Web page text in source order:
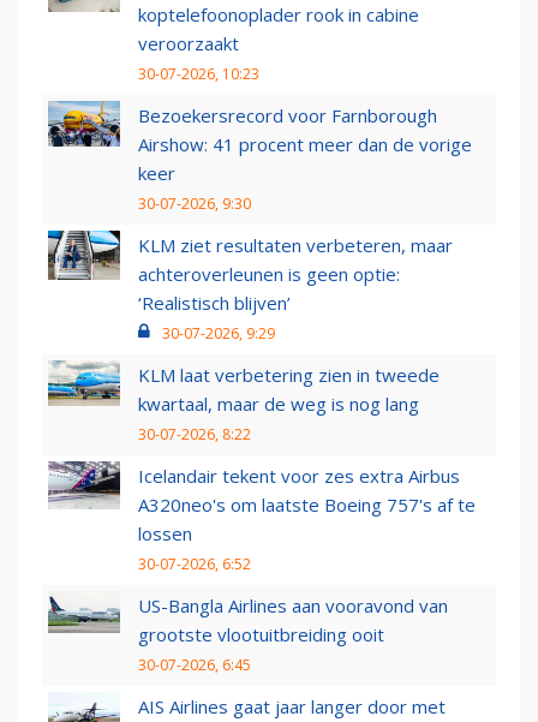
koptelefoonoplader rook in cabine
veroorzaakt
30-07-2026, 10:23
Bezoekersrecord voor Farnborough
Airshow: 41 procent meer dan de vorige
keer
30-07-2026, 9:30
KLM ziet resultaten verbeteren, maar
achteroverleunen is geen optie:
‘Realistisch blijven’
30-07-2026, 9:29
KLM laat verbetering zien in tweede
kwartaal, maar de weg is nog lang
30-07-2026, 8:22
Icelandair tekent voor zes extra Airbus
A320neo's om laatste Boeing 757's af te
lossen
30-07-2026, 6:52
US-Bangla Airlines aan vooravond van
grootste vlootuitbreiding ooit
30-07-2026, 6:45
AIS Airlines gaat jaar langer door met